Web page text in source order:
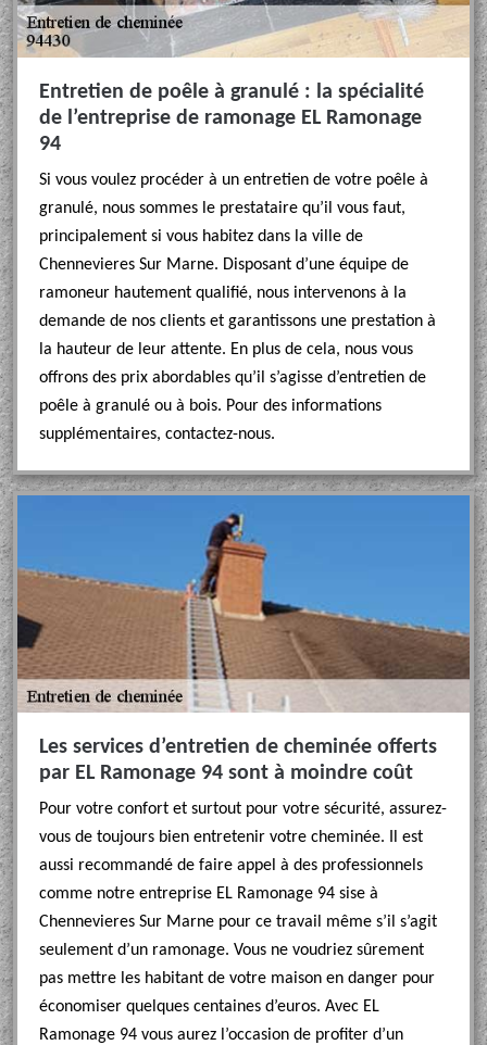
Entretien de poêle à granulé : la spécialité
de l’entreprise de ramonage EL Ramonage
94
Si vous voulez procéder à un entretien de votre poêle à
granulé, nous sommes le prestataire qu’il vous faut,
principalement si vous habitez dans la ville de
Chennevieres Sur Marne. Disposant d’une équipe de
ramoneur hautement qualifié, nous intervenons à la
demande de nos clients et garantissons une prestation à
la hauteur de leur attente. En plus de cela, nous vous
offrons des prix abordables qu’il s’agisse d’entretien de
poêle à granulé ou à bois. Pour des informations
supplémentaires, contactez-nous.
Les services d’entretien de cheminée offerts
par EL Ramonage 94 sont à moindre coût
Pour votre confort et surtout pour votre sécurité, assurez-
vous de toujours bien entretenir votre cheminée. Il est
aussi recommandé de faire appel à des professionnels
comme notre entreprise EL Ramonage 94 sise à
Chennevieres Sur Marne pour ce travail même s’il s’agit
seulement d’un ramonage. Vous ne voudriez sûrement
pas mettre les habitant de votre maison en danger pour
économiser quelques centaines d’euros. Avec EL
Ramonage 94 vous aurez l’occasion de profiter d’un